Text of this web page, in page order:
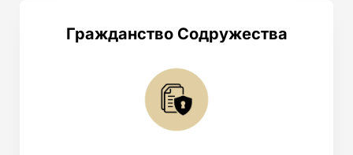
Гражданство Содружества